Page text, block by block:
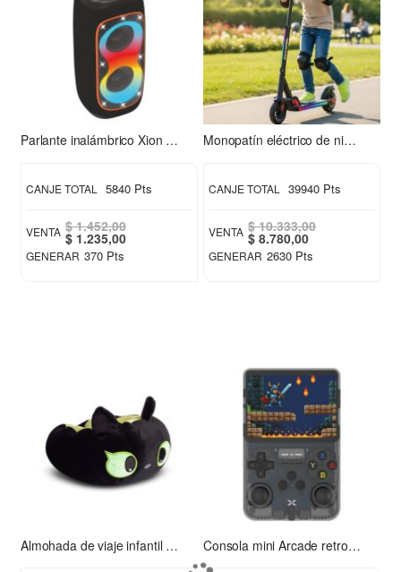
Parlante inalámbrico Xion XI-XT31
CANJE TOTAL 5840 Pts
VENTA $ 1.452,00
Special
Price
$ 1.235,00
GENERAR 370 Pts
Monopatín eléctrico de niño S2 Xion
CANJE TOTAL 39940 Pts
VENTA $ 10.333,00
Special
Price
$ 8.780,00
GENERAR 2630 Pts
Almohada de viaje infantil Chimuelo verde Consola mini Arcade retro Xion XI-GAME350